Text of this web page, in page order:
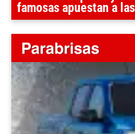
famosas apuestan a